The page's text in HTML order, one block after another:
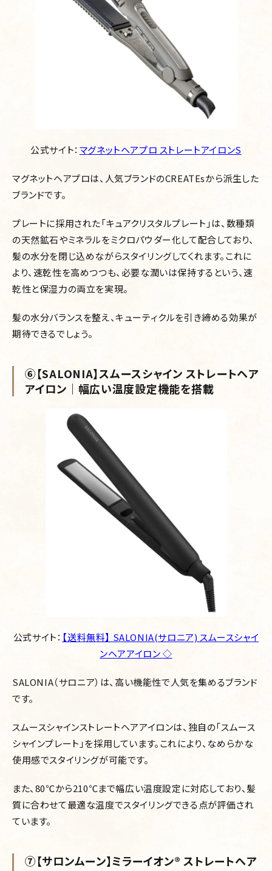
公式サイト： マグネットヘアプロ ストレートアイロンS
マグネットヘアプロは、人気ブランドのCREATEsから派生した
ブランドです。
プレートに採用された「キュアクリスタルプレート」は、数種類
の天然鉱石やミネラルをミクロパウダー化して配合しており、
髪の水分を閉じ込めながらスタイリングしてくれます。これに
より、速乾性を高めつつも、必要な潤いは保持するという、速
乾性と保湿力の両立を実現。
髪の水分バランスを整え、キューティクルを引き締める効果が
期待できるでしょう。
⑥【SALONIA】スムースシャイン ストレートヘア
アイロン｜幅広い温度設定機能を搭載
公式サイト： 【送料無料】 SALONIA(サロニア) スムースシャイ
ンヘアアイロン ◇
SALONIA（サロニア）は、高い機能性で人気を集めるブランド
です。
スムースシャインストレートヘアアイロンは、独自の「スムース
シャインプレート」を採用しています。これにより、なめらかな
使用感でスタイリングが可能です。
また、80℃から210℃まで幅広い温度設定に対応しており、髪
質に合わせて最適な温度でスタイリングできる点が評価され
ています。
⑦【サロンムーン】ミラーイオン®︎ ストレートヘア